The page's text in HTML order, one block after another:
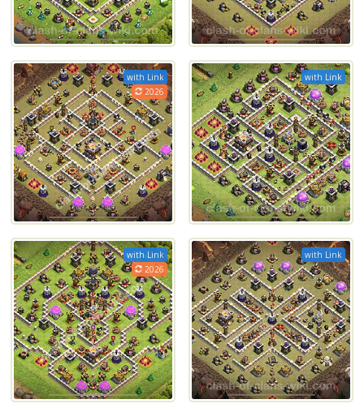
with Link
2026
with Link
with Link
2026
with Link